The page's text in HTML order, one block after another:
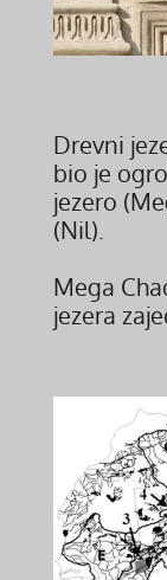
Drevni
bio je
jezero
(Nil).
Mega
jezera